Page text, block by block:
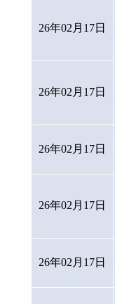
26年02月17日
26年02月17日
26年02月17日
26年02月17日
26年02月17日